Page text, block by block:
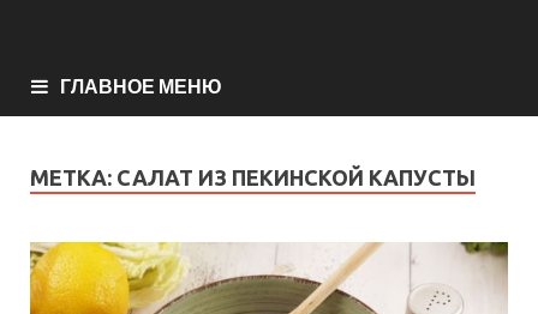
ГЛАВНОЕ МЕНЮ
МЕТКА: САЛАТ ИЗ ПЕКИНСКОЙ КАПУСТЫ